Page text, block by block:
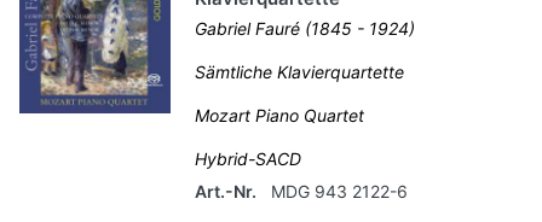
Gabriel Fauré (1845 - 1924)
Sämtliche Klavierquartette
Mozart Piano Quartet
Hybrid-SACD
Art.-Nr.
MDG 943 2122-6